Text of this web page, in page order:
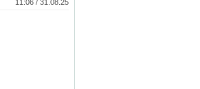
31.08.25 / 11:06